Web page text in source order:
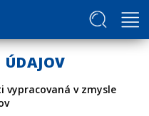
v zmysle